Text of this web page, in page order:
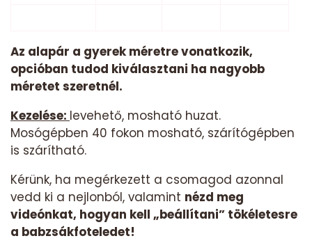
Az alapár a gyerek méretre vonatkozik,
opcióban tudod kiválasztani ha nagyobb
méretet szeretnél.
Kezelése: levehető, mosható huzat.
Mosógépben 40 fokon mosható, szárítógépben
is szárítható.
Kérünk, ha megérkezett a csomagod azonnal
vedd ki a nejlonból, valamint nézd meg
videónkat, hogyan kell „beállítani” tökéletesre
a babzsákfoteledet!